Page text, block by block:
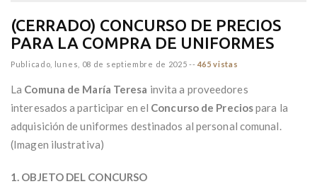
(CERRADO) CONCURSO DE PRECIOS
PARA LA COMPRA DE UNIFORMES
Publicado, lunes, 08 de septiembre de 2025 -- 465 vistas
La Comuna de María Teresa invita a proveedores
interesados a participar en el Concurso de Preciospara la
adquisición de uniformes destinados al personal comunal.
(Imagen ilustrativa)
1. OBJETO DEL CONCURSO